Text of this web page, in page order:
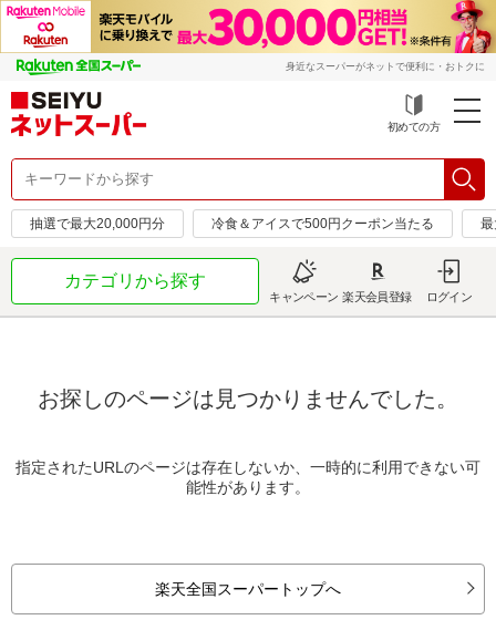
身近なスーパーがネットで便利に・おトクに
初めての方
抽選で最大20,000円分 冷食＆アイスで500円クーポン当たる
カテゴリから探す
キャンペーン 楽天会員登録 ログイン
お探しのページは見つかりませんでした。
指定されたURLのページは存在しないか、一時的に利用できない可
能性があります。
楽天全国スーパートップへ